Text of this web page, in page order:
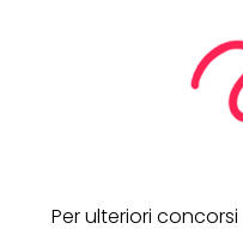
Per ulteriori concorsi